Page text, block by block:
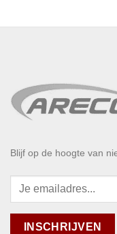
Blijf op de hoogte van